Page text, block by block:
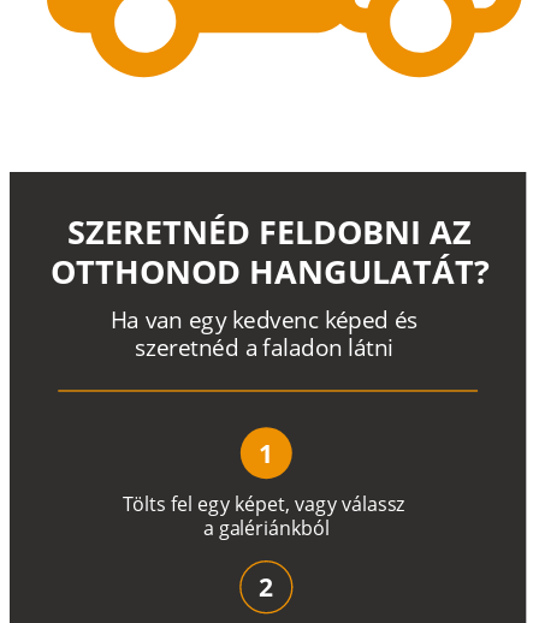
Tölts fel egy képet, vagyválassz
a galériánkból
Ha van egy kedvenc képed és
szeretnéd a faladon látni
SZERETNÉD FELDOBNI AZ
OTTHONOD HANGULATÁT?
1
2